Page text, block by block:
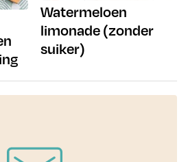
Watermeloen
limonade (zonder
suiker)